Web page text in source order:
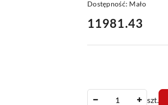
Dostępność: Mało
cena:
11981.43
szt.